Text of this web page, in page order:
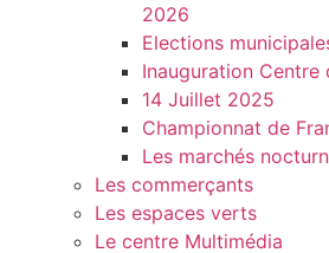
2026
Elections
Inauguration Centre
14 Juillet 2025
Championnat de
Les marchés
Les commerçants
Les espaces verts
Le centre Multimédia